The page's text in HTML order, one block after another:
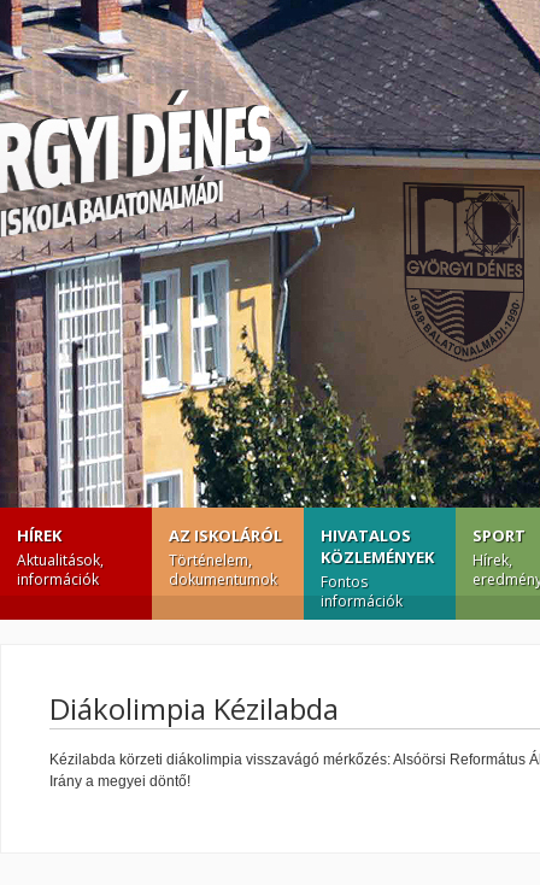
HÍREK
Aktualitások,
információk
AZ ISKOLÁRÓL
Történelem,
dokumentumok
HIVATALOS
KÖZLEMÉNYEK
Fontos
információk
SPORT
Hírek,
Diákolimpia Kézilabda
Kézilabda körzeti diákolimpia visszavágó mérkőzés: Alsóörsi Református
Irány a megyei döntő!